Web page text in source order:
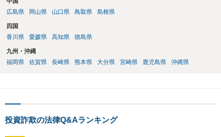
状を踏まえますと、何もせずに待ち続けるよりは、リスクを承知の上
す。何もしなければ回収をすることはできません。みんなで大家さん4
3号については、「アグレボセンターで何らかの事業が行われていた
か」ではなく、「その事業が巨額の賃料を支払えるだけの実体を持っ
ていたのか。そして賃料はどこから出ていたのか」という点はかなり
広島県
岡山県 山口県 鳥取県 島根県
四国
香川県
愛媛県 高知県 徳島県
九州・沖縄
福岡県
佐賀県 長崎県 熊本県 大分県 宮崎県 鹿児島県 沖縄県
投資詐欺の法律Q&Aランキング